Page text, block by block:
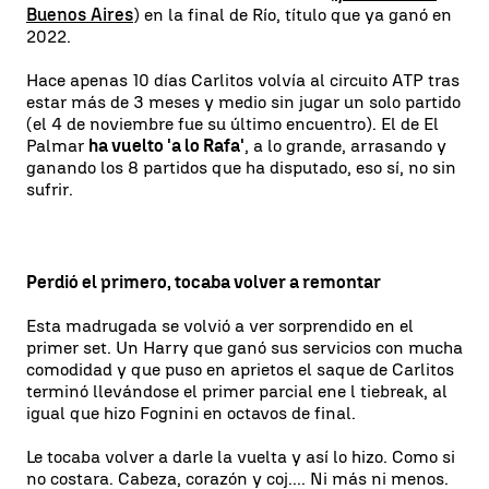
Buenos Aires) en la final de Río, título que ya ganó en
2022.
Hace apenas 10 días Carlitos volvía al circuito ATP tras
estar más de 3 meses y medio sin jugar un solo partido
(el 4 de noviembre fue su último encuentro). El de El
Palmar ha vuelto 'a lo Rafa', a lo grande, arrasando y
ganando los 8 partidos que ha disputado, eso sí, no sin
sufrir.
Perdió el primero, tocaba volver a remontar
Esta madrugada se volvió a ver sorprendido en el
primer set. Un Harry que ganó sus servicios con mucha
comodidad y que puso en aprietos el saque de Carlitos
terminó llevándose el primer parcial ene l tiebreak, al
igual que hizo Fognini en octavos de final.
Le tocaba volver a darle la vuelta y así lo hizo. Como si
no costara. Cabeza, corazón y coj.... Ni más ni menos.